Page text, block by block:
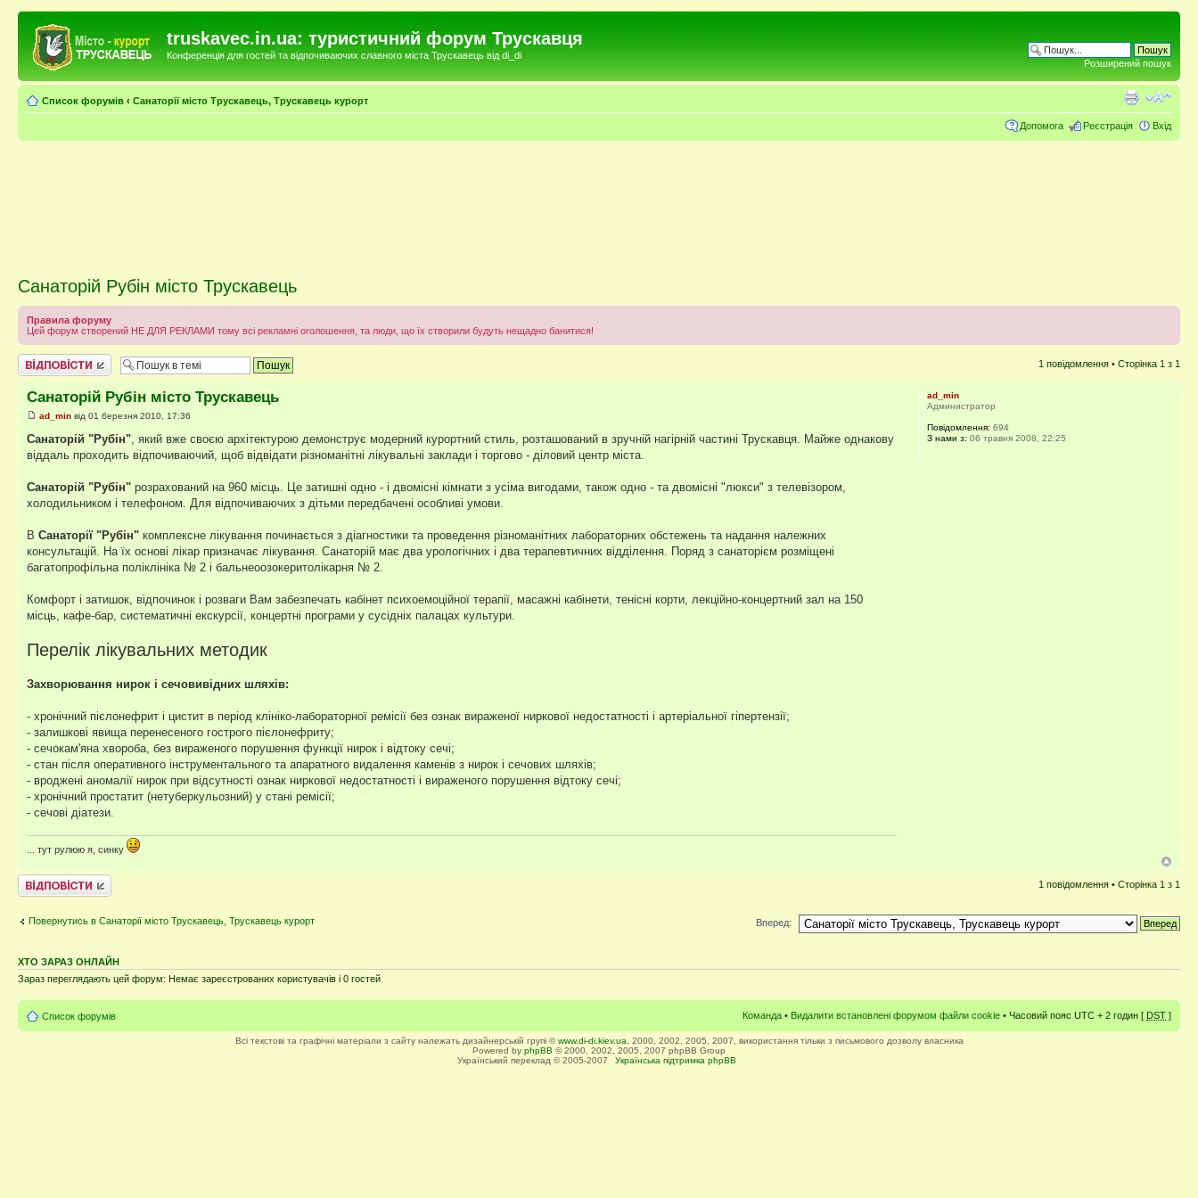
truskavec.in.ua: туристичний форум Трускавця
Конференція для гостей та відпочиваючих славного міста Трускавець від di_di
Розширений пошук
Список форумів ‹ Санаторії місто Трускавець, Трускавець курорт
Допомога Реєстрація Вхід
Санаторій Рубін місто Трускавець
Правила форуму
Цей форум створений НЕ ДЛЯ РЕКЛАМИ тому всі рекламні оголошення, та люди, що їх створили будуть нещадно банитися!
Відповісти 1 повідомлення • Сторінка 1 з 1
Санаторій Рубін місто Трускавець
ad_min від 01 березня 2010, 17:36
Санаторій "Рубін" , який вже своєю архітектурою демонструє модерний курортний стиль, розташований в зручній нагірній частині Трускавця. Майже однакову
віддаль проходить відпочиваючий, щоб відвідати різноманітні лікувальні заклади і торгово - діловий центр міста.
Санаторій "Рубін" розрахований на 960 місць. Це затишні одно - і двомісні кімнати з усіма вигодами, також одно - та двомісні "люкси" з телевізором,
холодильником і телефоном. Для відпочиваючих з дітьми передбачені особливі умови.
В Санаторії "Рубін" комплексне лікування починається з діагностики та проведення різноманітних лабораторних обстежень та надання належних
консультацій. На їх основі лікар призначає лікування. Санаторій має два урологічних і два терапевтичних відділення. Поряд з санаторієм розміщені
багатопрофільна поліклініка № 2 і бальнеоозокеритолікарня № 2.
Комфорт і затишок, відпочинок і розваги Вам забезпечать кабінет психоемоційної терапії, масажні кабінети, тенісні корти, лекційно-концертний зал на 150
місць, кафе-бар, систематичні екскурсії, концертні програми у сусідніх палацах культури.
Перелік лікувальних методик
Захворювання нирок і сечовивідних шляхів:
- хронічний пієлонефрит і цистит в період клініко-лабораторної ремісії без ознак вираженої ниркової недостатності і артеріальної гіпертензії;
- залишкові явища перенесеного гострого пієлонефриту;
- сечокам'яна хвороба, без вираженого порушення функції нирок і відтоку сечі;
- стан після оперативного інструментального та апаратного видалення каменів з нирок і сечових шляхів;
- вроджені аномалії нирок при відсутності ознак ниркової недостатності і вираженого порушення відтоку сечі;
- хронічний простатит (нетуберкульозний) у стані ремісії;
- сечові діатези.
... тут рулюю я, синку
ad_min
Администратор
Повідомлення: 694
З нами з: 06 травня 2008, 22:25
Відповісти 1 повідомлення • Сторінка 1 з 1
Повернутись в Санаторії місто Трускавець, Трускавець курорт Вперед:
ХТО ЗАРАЗ ОНЛАЙН
Зараз переглядають цей форум: Немає зареєстрованих користувачів і 0 гостей
Список форумів Команда • Видалити встановлені форумом файли cookie • Часовий пояс UTC + 2 годин [ DST ]
Всі текстові та графічні матеріали з сайту належать дизайнерській групі ©www.di-di.kiev.ua , 2000, 2002, 2005, 2007, використання тільки з письмового дозволу власника
Powered by phpBB © 2000, 2002, 2005, 2007 phpBB Group
Український переклад © 2005-2007
Українська підтримка phpBB